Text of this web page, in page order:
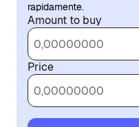
rapidamente.
Amount to buy
Price